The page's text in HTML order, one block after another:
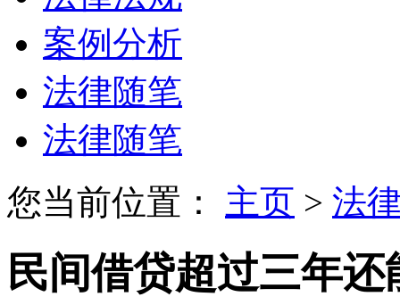
案例分析
法律随笔
法律随笔
您当前位置： 主页 > 法
民间借贷超过三年